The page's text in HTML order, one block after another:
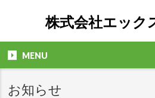
株式会社エック
MENU
お知らせ